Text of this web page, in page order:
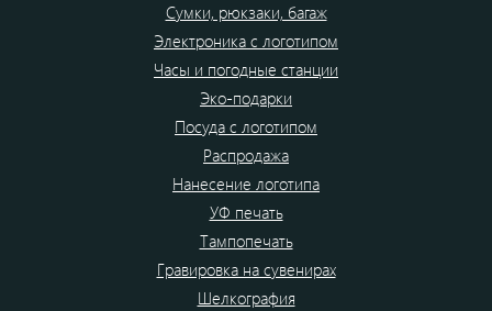
Сумки, рюкзаки, багаж
Электроника с логотипом
Часы и погодные станции
Эко-подарки
Посуда с логотипом
Распродажа
Нанесение логотипа
УФ печать
Тампопечать
Гравировка на сувенирах
Шелкография